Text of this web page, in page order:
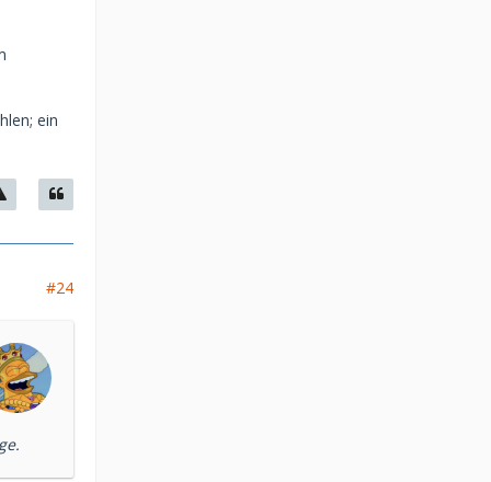
ein
#24